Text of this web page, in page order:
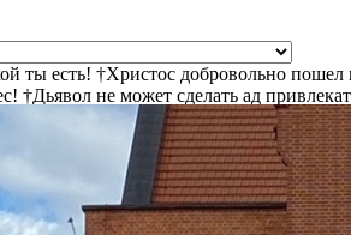
ты есть! †Христос добровольно
†Дьявол не может сделать ад